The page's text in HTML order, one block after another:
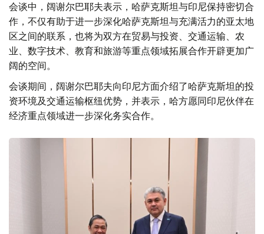
会谈中，阔谢尔巴耶夫表示，哈萨克斯坦与印尼保持密切合
作，不仅有助于进一步深化哈萨克斯坦与充满活力的亚太地
区之间的联系，也将为双方在贸易与投资、交通运输、农
业、数字技术、教育和旅游等重点领域拓展合作开辟更加广
阔的空间。
会谈期间，阔谢尔巴耶夫向印尼方面介绍了哈萨克斯坦的投
资环境及交通运输枢纽优势，并表示，哈方愿同印尼伙伴在
经济重点领域进一步深化务实合作。